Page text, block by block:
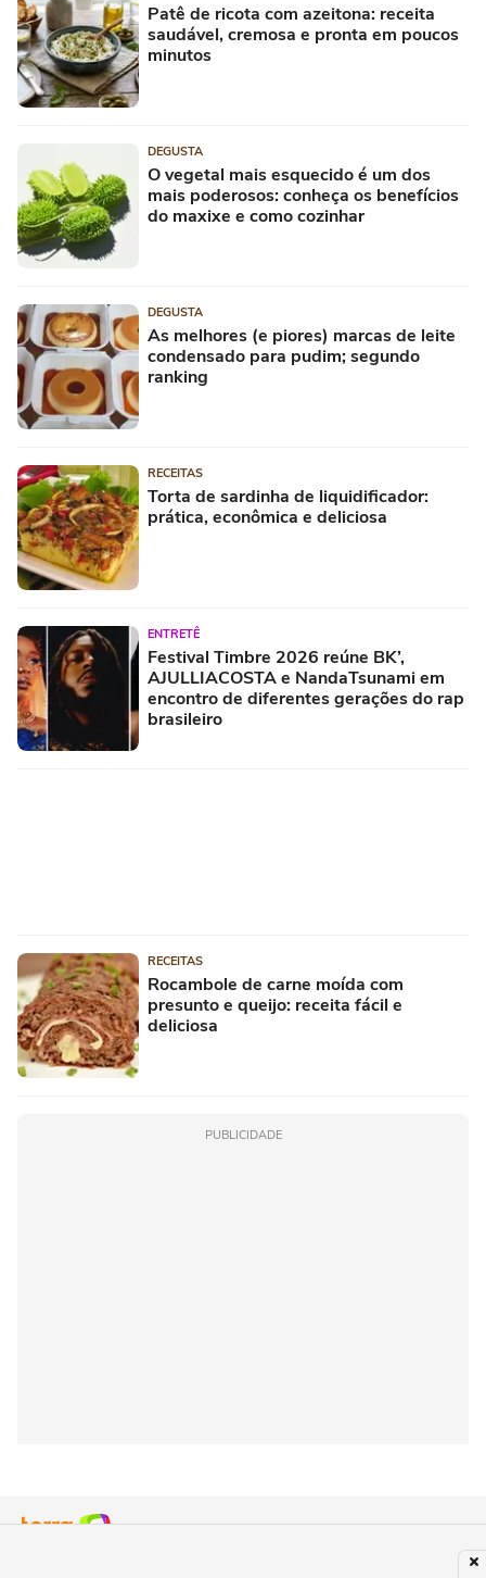
Patê de ricota com azeitona: receita
saudável, cremosa e pronta em poucos
minutos
DEGUSTA
O vegetal mais esquecido é um dos
mais poderosos: conheça os benefícios
do maxixe e como cozinhar
DEGUSTA
As melhores (e piores) marcas de leite
condensado para pudim; segundo
ranking
RECEITAS
Torta de sardinha de liquidificador:
prática, econômica e deliciosa
ENTRETÊ
Festival Timbre 2026 reúne BK’,
AJULLIACOSTA e NandaTsunami em
encontro de diferentes gerações do rap
brasileiro
RECEITAS
Rocambole de carne moída com
presunto e queijo: receita fácil e
deliciosa
PUBLICIDADE